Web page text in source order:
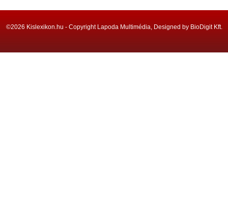
©2026 Kislexikon.hu - Copyright Lapoda Multimédia, Designed by BioDigit Kft.